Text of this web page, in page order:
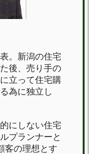
。新潟の住宅
後、売り手の
立って住宅購
為に独立し
にしない住宅
プランナーと
客の理想とす